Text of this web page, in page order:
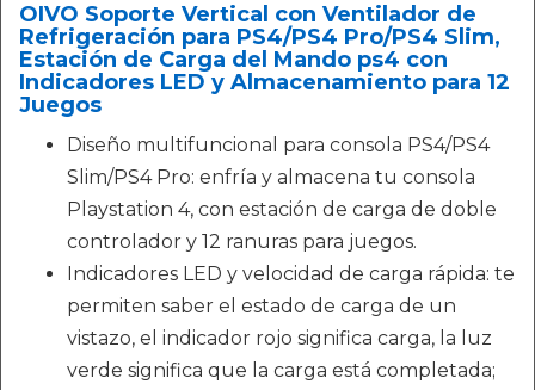
OIVO Soporte Vertical con Ventilador de
Refrigeración para PS4/PS4 Pro/PS4 Slim,
Estación de Carga del Mando ps4 con
Indicadores LED y Almacenamiento para 12
Juegos
Diseño multifuncional para consola PS4/PS4
Slim/PS4 Pro: enfría y almacena tu consola
Playstation 4, con estación de carga de doble
controlador y 12 ranuras para juegos.
Indicadores LED y velocidad de carga rápida: te
permiten saber el estado de carga de un
vistazo, el indicador rojo significa carga, la luz
verde significa que la carga está completada;